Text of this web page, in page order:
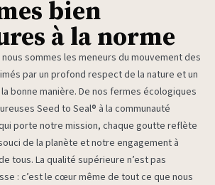
bien
à la norme
sommes les meneurs du mouvement des
par un profond respect de la nature et un
bonne manière. De nos fermes écologiques
Seed to Seal® à la communauté
porte notre mission, chaque goutte reflète
de la planète et notre engagement à
tous. La qualité supérieure n’est pas
: c’est le cœur même de tout ce que nous